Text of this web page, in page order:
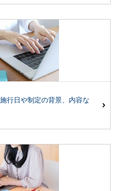
行日や制定の背景、内容な